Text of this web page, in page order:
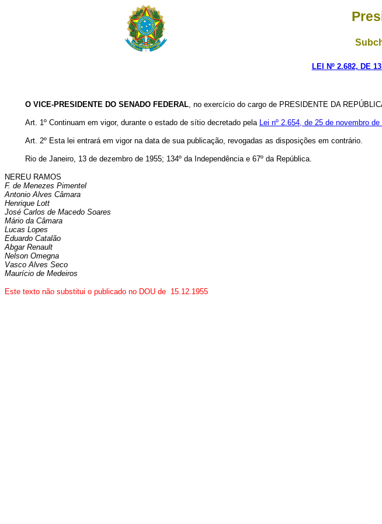
LEI Nº 2.682, DE
O VICE-PRESIDENTE DO SENADO FEDERAL, no exercício do cargo de PRESIDENTE DA
Art. 1º Continuam em vigor, durante o estado de sítio decretado pela Lei nº 2.654, de 25 de novembro de
Art. 2º Esta lei entrará em vigor na data de sua publicação, revogadas as disposições em contrário.
Rio de Janeiro, 13 de dezembro de 1955; 134º da Independência e 67º da República.
NEREU RAMOS
F. de Menezes Pimentel
Antonio Alves Câmara
Henrique Lott
José Carlos de Macedo Soares
Mário da Câmara
Lucas Lopes
Eduardo Catalão
Abgar Renault
Nelson Omegna
Vasco Alves Seco
Maurício de Medeiros
Este texto não substitui o publicado no DOU de 15.12.1955